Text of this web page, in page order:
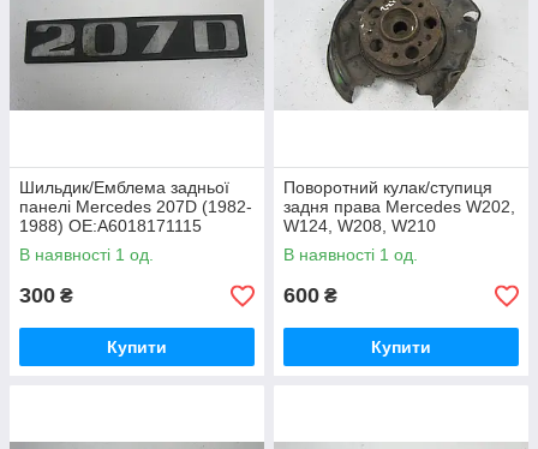
Шильдик/Емблема задньої
панелі Mercedes 207D (1982-
1988) OE:A6018171115
В наявності 1 од.
300 ₴
Купити
Поворотний кулак/ступиця
задня права Mercedes W202,
W124, W208, W210
OE:A2023509508
В наявності 1 од.
600 ₴
Купити